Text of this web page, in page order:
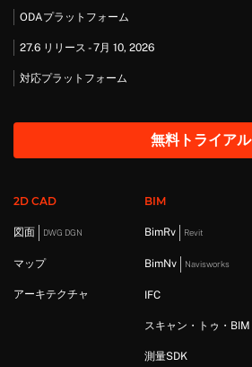
ODAプラットフォーム
27.6 リリース - 7月 10, 2026
対応プラットフォーム
無料トライアル
2D CAD
図面 DWG DGN
マップ
アーキテクチャ
BIM
BimRv Revit
BimNv Navisworks
IFC
スキャン・トゥ・BIM
測量SDK